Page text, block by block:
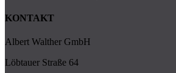
KONTAKT
Albert Walther GmbH
Löbtauer Straße 64